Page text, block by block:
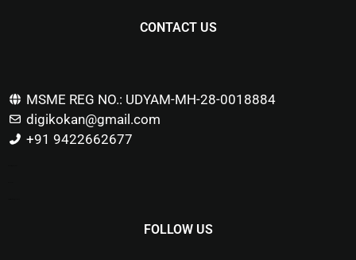
CONTACT US
MSME REG NO.: UDYAM-MH-28-0018884
digikokan@gmail.com
+91 9422662677
FOLLOW US